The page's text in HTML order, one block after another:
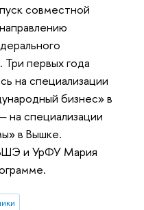
совместной
первых года
на специализации
бизнес» в
на специализации
в Вышке.
и УрФУ Мария